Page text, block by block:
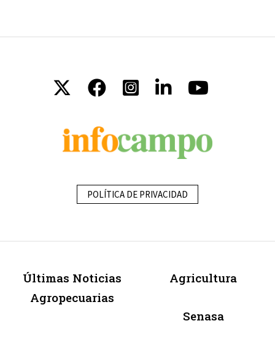
POLÍTICA DE PRIVACIDAD
Últimas Noticias
Agropecuarias
Agricultura
Senasa